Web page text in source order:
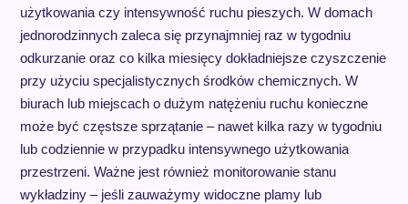
użytkowania czy intensywność ruchu pieszych. W domach
jednorodzinnych zaleca się przynajmniej raz w tygodniu
odkurzanie oraz co kilka miesięcy dokładniejsze czyszczenie
przy użyciu specjalistycznych środków chemicznych. W
biurach lub miejscach o dużym natężeniu ruchu konieczne
może być częstsze sprzątanie – nawet kilka razy w tygodniu
lub codziennie w przypadku intensywnego użytkowania
przestrzeni. Ważne jest również monitorowanie stanu
wykładziny – jeśli zauważymy widoczne plamy lub